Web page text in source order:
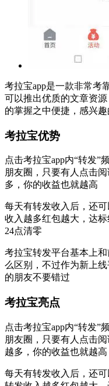
考拉宝app是一款非常考
可以推出优质的文章资
的掌握之中便捷，感兴
考拉宝优势
点击考拉宝app内“转发”
朋友圈，只要有人点击
多，你的收益也就越高
每天有转发收入后，还
收入越多红包越大，达
24点清零
考拉宝转发平台基本上
么区别，不过作为新上
的朋友不要错过
考拉宝亮点
点击考拉宝app内“转发”
朋友圈，只要有人点击
越多，你的收益也就越高
每天有转发收入后，还